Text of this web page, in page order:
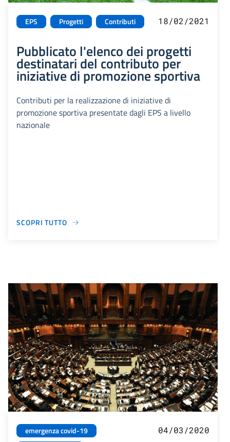
EPS Progetti Contributi 18/02/2021
Pubblicato l'elenco dei progetti
destinatari del contributo per
iniziative di promozione sportiva
Contributi per la realizzazione di iniziative di
promozione sportiva presentate dagli EPS a livello
nazionale
SCOPRI TUTTO
emergenza covid-19
04/03/2020